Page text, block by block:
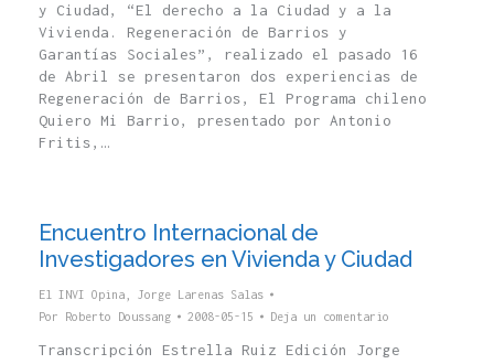
y Ciudad, “El derecho a la Ciudad y a la
Vivienda. Regeneración de Barrios y
Garantías Sociales”, realizado el pasado 16
de Abril se presentaron dos experiencias de
Regeneración de Barrios, El Programa chileno
Quiero Mi Barrio, presentado por Antonio
Fritis,…
Encuentro Internacional de
Investigadores en Vivienda y Ciudad
El INVI Opina
Jorge Larenas Salas
Por Roberto Doussang 2008-05-15 Deja un comentario
Transcripción Estrella Ruiz Edición Jorge